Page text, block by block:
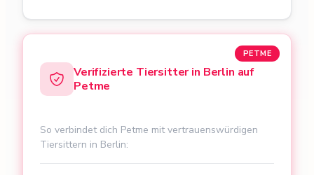
PETME
Verifizierte Tiersitter in Berlin auf
Petme
So verbindet dich Petme mit vertrauenswürdigen
Tiersittern in Berlin: